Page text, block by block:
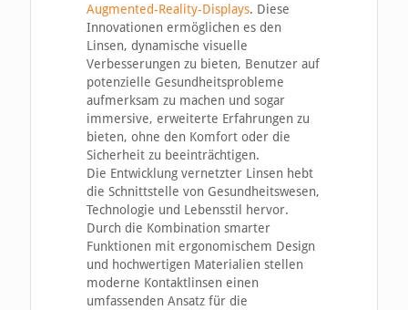
Augmented-Reality-Displays. Diese
Innovationen ermöglichen es den
Linsen, dynamische visuelle
Verbesserungen zu bieten, Benutzer auf
potenzielle Gesundheitsprobleme
aufmerksam zu machen und sogar
immersive, erweiterte Erfahrungen zu
bieten, ohne den Komfort oder die
Sicherheit zu beeinträchtigen.
Die Entwicklung vernetzter Linsen hebt
die Schnittstelle von Gesundheitswesen,
Technologie und Lebensstil hervor.
Durch die Kombination smarter
Funktionen mit ergonomischem Design
und hochwertigen Materialien stellen
moderne Kontaktlinsen einen
umfassenden Ansatz für die